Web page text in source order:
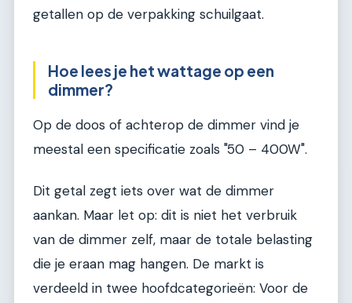
getallen op de verpakking schuilgaat.
Hoe lees je het wattage op een
dimmer?
Op de doos of achterop de dimmer vind je
meestal een specificatie zoals "50 – 400W".
Dit getal zegt iets over wat de dimmer
aankan. Maar let op: dit is niet het verbruik
van de dimmer zelf, maar de totale belasting
die je eraan mag hangen. De markt is
verdeeld in twee hoofdcategorieën: Voor de